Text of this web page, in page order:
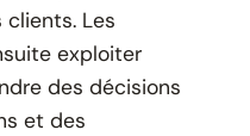
Les
exploiter
des décisions
et des